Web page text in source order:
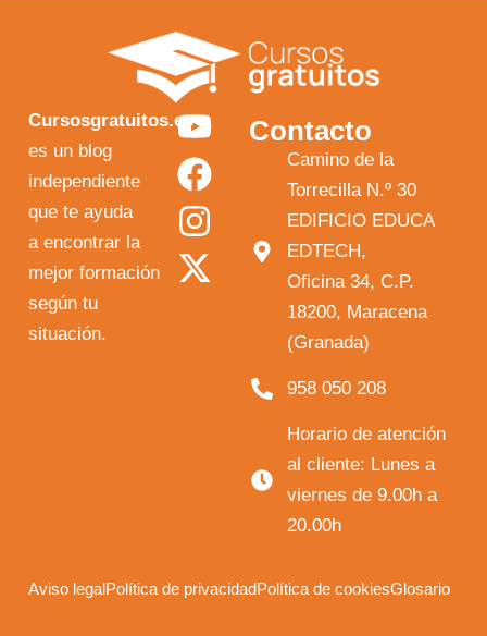
Cursosgratuitos.es
es un blog
independiente
que te ayuda
a encontrar la
mejor formación
según tu
situación.
Y
o
u
t
u
F
a
c
e
b
I
n
s
t
a
X
-
t
w
i
Contacto
Camino de la
Torrecilla N.º 30
EDIFICIO EDUCA
EDTECH,
Oficina 34, C.P.
18200, Maracena
(Granada)
958 050 208
Horario de atención
al cliente: Lunes a
viernes de 9.00h a
20.00h
Aviso legalPolítica de privacidadPolítica de cookiesGlosario